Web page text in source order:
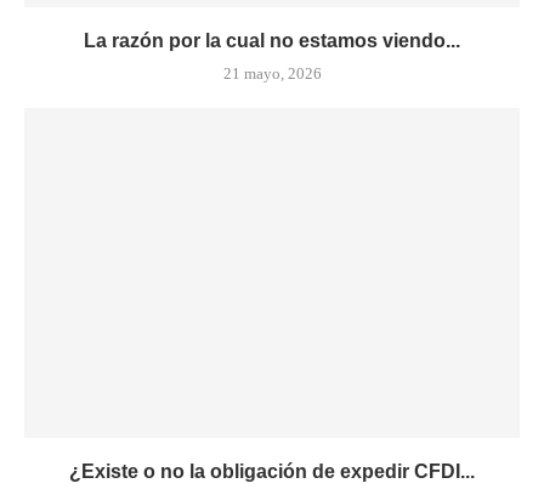
La razón por la cual no estamos viendo...
21 mayo, 2026
¿Existe o no la obligación de expedir CFDI...